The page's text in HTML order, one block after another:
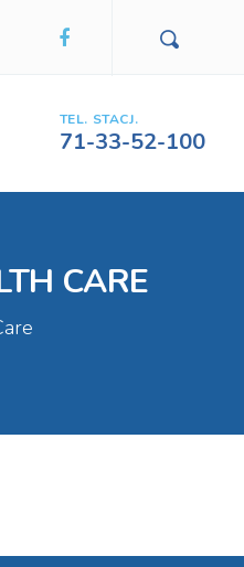
TEL. STACJ.
71-33-52-100
CARE